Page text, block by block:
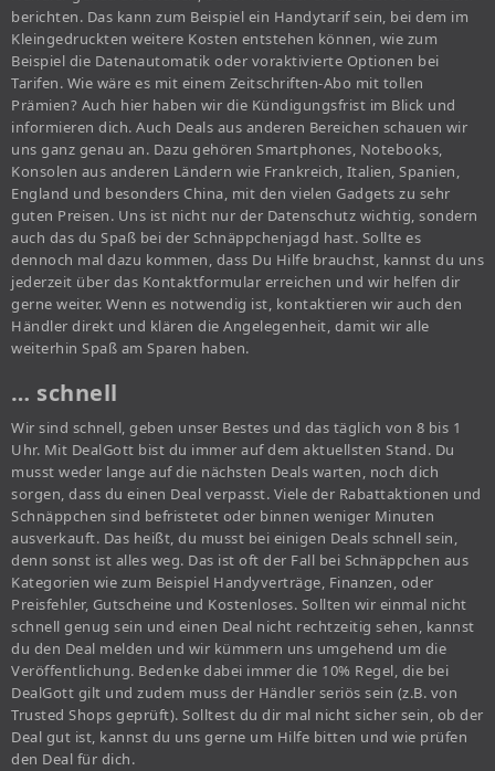
berichten. Das kann zum Beispiel ein Handytarif sein, bei dem im
Kleingedruckten weitere Kosten entstehen können, wie zum
Beispiel die Datenautomatik oder voraktivierte Optionen bei
Tarifen. Wie wäre es mit einem Zeitschriften-Abo mit tollen
Prämien? Auch hier haben wir die Kündigungsfrist im Blick und
informieren dich. Auch Deals aus anderen Bereichen schauen wir
uns ganz genau an. Dazu gehören Smartphones, Notebooks,
Konsolen aus anderen Ländern wie Frankreich, Italien, Spanien,
England und besonders China, mit den vielen Gadgets zu sehr
guten Preisen. Uns ist nicht nur der Datenschutz wichtig, sondern
auch das du Spaß bei der Schnäppchenjagd hast. Sollte es
dennoch mal dazu kommen, dass Du Hilfe brauchst, kannst du uns
jederzeit über das Kontaktformular erreichen und wir helfen dir
gerne weiter. Wenn es notwendig ist, kontaktieren wir auch den
Händler direkt und klären die Angelegenheit, damit wir alle
weiterhin Spaß am Sparen haben.
… schnell
Wir sind schnell, geben unser Bestes und das täglich von 8 bis 1
Uhr. Mit DealGott bist du immer auf dem aktuellsten Stand. Du
musst weder lange auf die nächsten Deals warten, noch dich
sorgen, dass du einen Deal verpasst. Viele der Rabattaktionen und
Schnäppchen sind befristetet oder binnen weniger Minuten
ausverkauft. Das heißt, du musst bei einigen Deals schnell sein,
denn sonst ist alles weg. Das ist oft der Fall bei Schnäppchen aus
Kategorien wie zum Beispiel Handyverträge, Finanzen, oder
Preisfehler, Gutscheine und Kostenloses. Sollten wir einmal nicht
schnell genug sein und einen Deal nicht rechtzeitig sehen, kannst
du den Deal melden und wir kümmern uns umgehend um die
Veröffentlichung. Bedenke dabei immer die 10% Regel, die bei
DealGott gilt und zudem muss der Händler seriös sein (z.B. von
Trusted Shops geprüft). Solltest du dir mal nicht sicher sein, ob der
Deal gut ist, kannst du uns gerne um Hilfe bitten und wie prüfen
den Deal für dich.